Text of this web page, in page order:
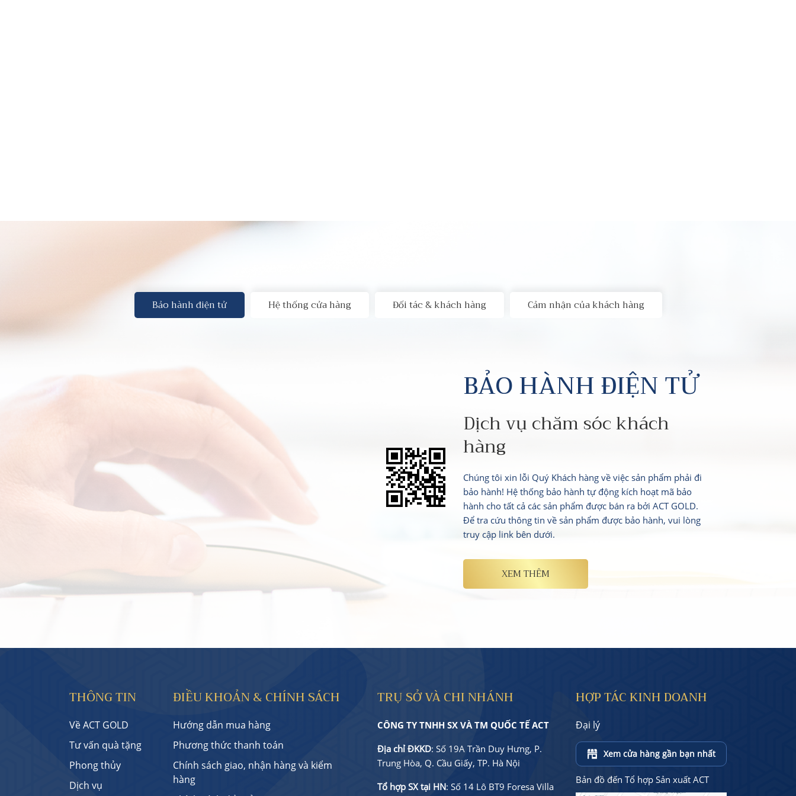
Bảo hành điện tử Hệ thống cửa hàng Đối tác & khách hàng Cảm nhận của khách hàng
BẢO HÀNH ĐIỆN TỬ
Dịch vụ chăm sóc khách
hàng
Chúng tôi xin lỗi Quý Khách hàng về việc sản phẩm phải đi
bảo hành! Hệ thống bảo hành tự động kích hoạt mã bảo
hành cho tất cả các sản phẩm được bán ra bởi ACT GOLD.
Để tra cứu thông tin về sản phẩm được bảo hành, vui lòng
truy cập link bên dưới.
XEM THÊM
THÔNG TIN
Về ACT GOLD
Tư vấn quà tặng
Phong thủy
Dịch vụ
ĐIỀU KHOẢN & CHÍNH SÁCH
Hướng dẫn mua hàng
Phương thức thanh toán
Chính sách giao, nhận hàng và kiểm
hàng
TRỤ SỞ VÀ CHI NHÁNH
CÔNG TY TNHH SX VÀ TM QUỐC TẾ ACT
Địa chỉ ĐKKD: Số 19A Trần Duy Hưng, P.
Trung Hòa, Q. Cầu Giấy, TP. Hà Nội
Tổ hợp SX tại HN: Số 14 Lô BT9 Foresa Villa
HỢP TÁC KINH DOANH
Đại lý
Xem cửa hàng gần bạn nhất
Bản đồ đến Tổ hợp Sản xuất ACT